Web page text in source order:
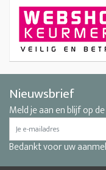
Nieuwsbrief
Meld je aan en blijf op
Bedankt voor uw